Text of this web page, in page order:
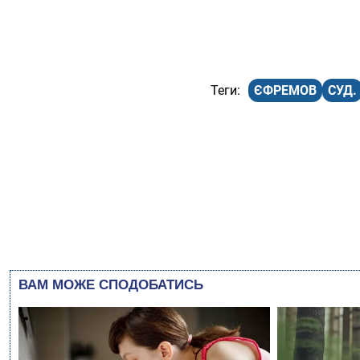
ЄФРЕМОВ СУД.